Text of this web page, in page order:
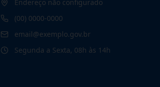
Endereço não configurado
(00) 0000-0000
email@exemplo.gov.br
Segunda a Sexta, 08h às 14h